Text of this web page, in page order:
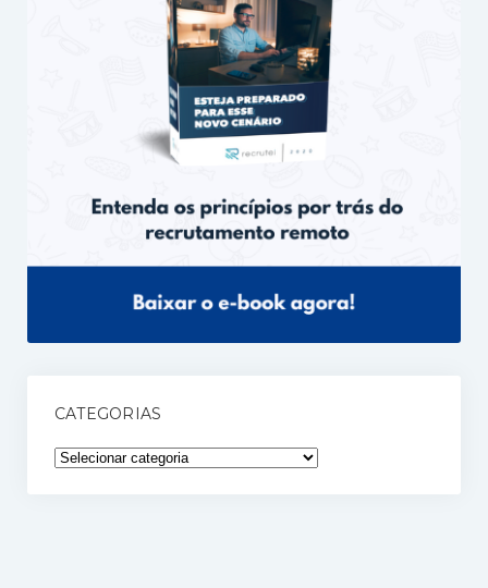
CATEGORIAS
Categorias